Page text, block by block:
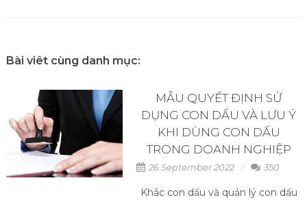
Bài viêt cùng danh mục:
MẪU QUYẾT ĐỊNH SỬ
DỤNG CON DẤU VÀ LƯU Ý
KHI DÙNG CON DẤU
TRONG DOANH NGHIỆP
26 September 2022 350
Khắc con dấu và quản lý con dấu